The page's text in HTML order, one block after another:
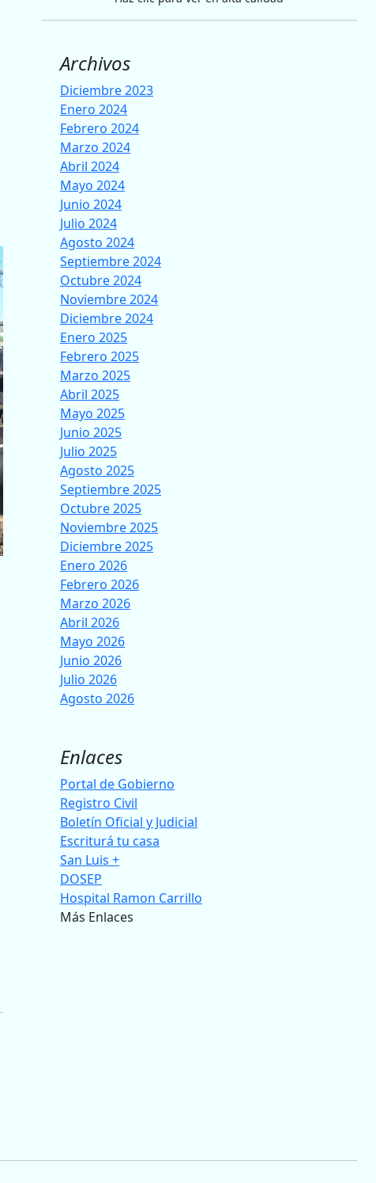
Archivos
Diciembre 2023
Enero 2024
Febrero 2024
Marzo 2024
Abril 2024
Mayo 2024
Junio 2024
Julio 2024
Agosto 2024
Septiembre 2024
Octubre 2024
Noviembre 2024
Diciembre 2024
Enero 2025
Febrero 2025
Marzo 2025
Abril 2025
Mayo 2025
Junio 2025
Julio 2025
Agosto 2025
Septiembre 2025
Octubre 2025
Noviembre 2025
Diciembre 2025
Enero 2026
Febrero 2026
Marzo 2026
Abril 2026
Mayo 2026
Junio 2026
Julio 2026
Agosto 2026
Enlaces
Portal de Gobierno
Registro Civil
Boletín Oficial y Judicial
Escriturá tu casa
San Luis +
DOSEP
Hospital Ramon Carrillo
Más Enlaces